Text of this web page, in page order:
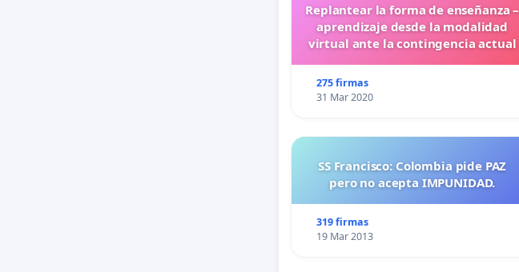
Replantear la forma de enseñanza –
aprendizaje desde la modalidad
virtual ante la contingencia actual
275 firmas
31 Mar 2020
SS Francisco: Colombia pide PAZ
pero no acepta IMPUNIDAD.
319 firmas
19 Mar 2013